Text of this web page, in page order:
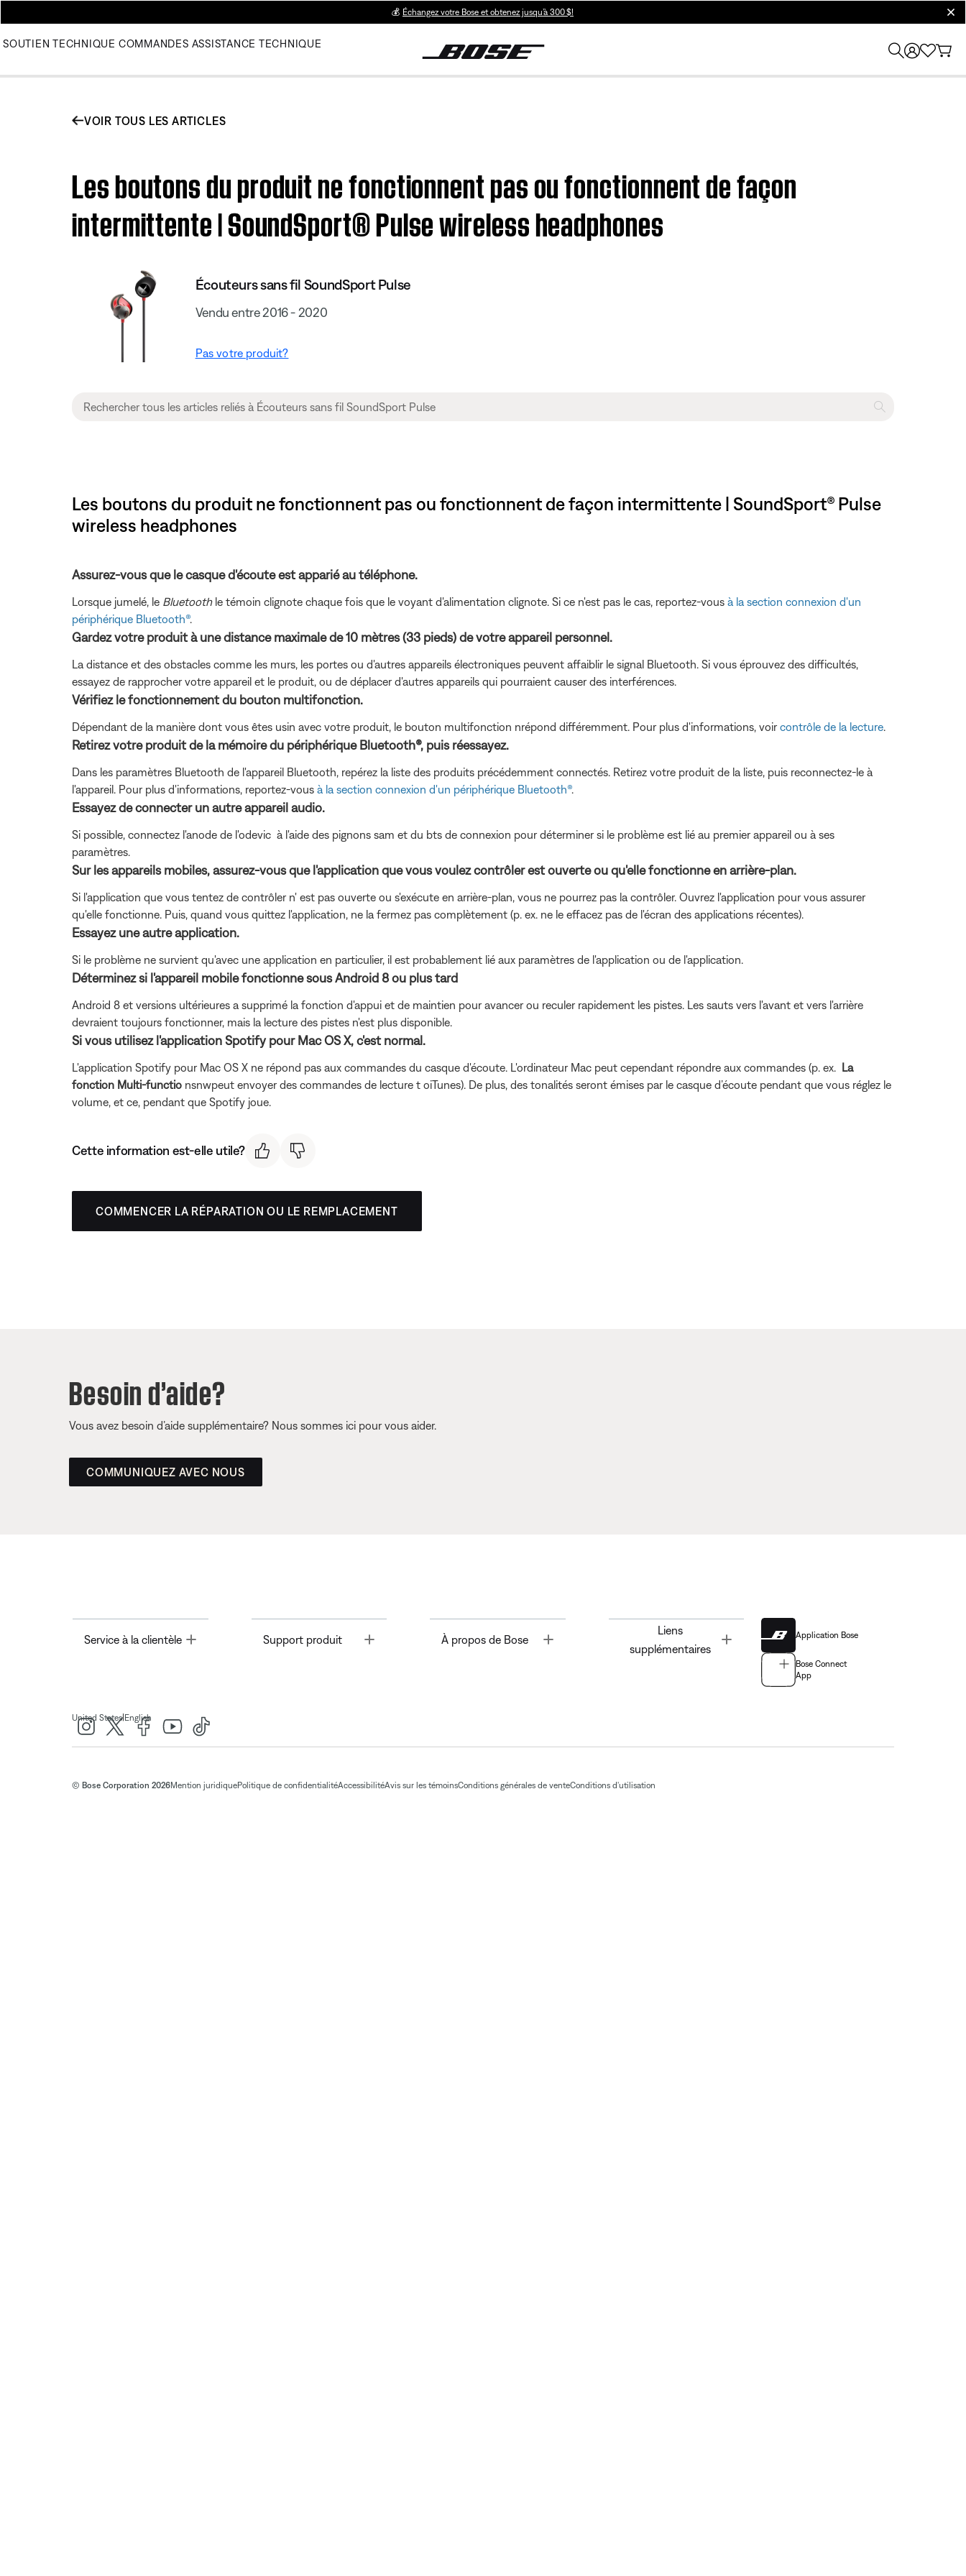
💰 Échangez votre Bose et obtenez jusqu’à 300 $!
SOUTIEN TECHNIQUE COMMANDES ASSISTANCE TECHNIQUE
VOIR TOUS LES ARTICLES
Les boutons du produit ne fonctionnent pas ou fonctionnent de façon
intermittente | SoundSport® Pulse wireless headphones
Écouteurs sans fil SoundSport Pulse
Vendu entre 2016 - 2020
Pas votre produit?
Les boutons du produit ne fonctionnent pas ou fonctionnent de façon intermittente | SoundSport® Pulse
wireless headphones
Assurez-vous que le casque d'écoute est apparié au téléphone.
Lorsque jumelé, le Bluetoothle témoin clignote chaque fois que le voyant d'alimentation clignote. Si ce n'est pas le cas, reportez-vous à la section connexion d'un
périphérique Bluetooth®.
Gardez votre produit à une distance maximale de 10 mètres (33 pieds) de votre appareil personnel.
La distance et des obstacles comme les murs, les portes ou d'autres appareils électroniques peuvent affaiblir le signal Bluetooth. Si vous éprouvez des difficultés,
essayez de rapprocher votre appareil et le produit, ou de déplacer d'autres appareils qui pourraient causer des interférences.
Vérifiez le fonctionnement du bouton multifonction.
Dépendant de la manière dont vous êtes usin avec votre produit, le bouton multifonction nrépond différemment. Pour plus d'informations, voircontrôle de la lecture
Retirez votre produit de la mémoire du périphérique Bluetooth®, puis réessayez.
Dans les paramètres Bluetooth de l'appareil Bluetooth, repérez la liste des produits précédemment connectés. Retirez votre produit de la liste, puis reconnectez-le à
l'appareil. Pour plus d'informations, reportez-vous à la section connexion d'un périphérique Bluetooth®.
Essayez de connecter un autre appareil audio.
Si possible, connectez l'anode de l'odevic à l'aide des pignons sam et du bts de connexion pour déterminer si le problème est lié au premier appareil ou à ses
paramètres.
Sur les appareils mobiles, assurez-vous que l'application que vous voulez contrôler est ouverte ou qu'elle fonctionne en arrière-plan.
Si l'application que vous tentez de contrôler n' est pas ouverte ou s'exécute en arrière-plan, vous ne pourrez pas la contrôler. Ouvrez l'application pour vous assurer
qu'elle fonctionne. Puis, quand vous quittez l'application, ne la fermez pas complètement (p. ex. ne le effacez pas de l'écran des applications récentes).
Essayez une autre application.
Si le problème ne survient qu'avec une application en particulier, il est probablement lié aux paramètres de l'application ou de l'application.
Déterminez si l'appareil mobile fonctionne sous Android 8 ou plus tard
Android 8 et versions ultérieures a supprimé la fonction d'appui et de maintien pour avancer ou reculer rapidement les pistes. Les sauts vers l'avant et vers l'arrière
devraient toujours fonctionner, mais la lecture des pistes n'est plus disponible.
Si vous utilisez l'application Spotify pour Mac OS X, c'est normal.
L'application Spotify pour Mac OS X ne répond pas aux commandes du casque d'écoute. L'ordinateur Mac peut cependant répondre aux commandes (p. ex. La
fonction Multi-functio nsnwpeut envoyer des commandes de lecture t oiTunes). De plus, des tonalités seront émises par le casque d’écoute pendant que vous réglez le
volume, et ce, pendant que Spotify joue.
Cette information est-elle utile?
COMMENCER LA RÉPARATION OU LE REMPLACEMENT
Besoin d’aide?
Vous avez besoin d’aide supplémentaire? Nous sommes ici pour vous aider.
COMMUNIQUEZ AVEC NOUS
Service à la clientèle Toggle Support produit À propos de Bose Toggle
Liens
supplémentaires
Application Bose
Bose Connect
App
United States| English
© Bose Corporation 2026Mention juridiquePolitique de confidentialitéAccessibilitéAvis sur les témoinsConditions générales de venteConditions d'utilisation